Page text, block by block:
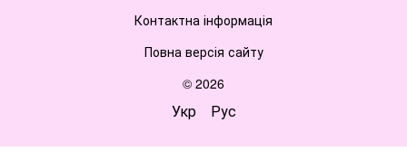
Контактна інформація
Повна версія сайту
© 2026
Укр Рус